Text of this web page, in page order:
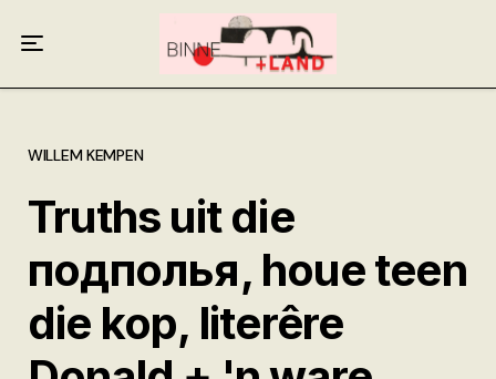
WILLEM KEMPEN
Truths uit die
подполья, houe teen
die kop, literêre
Meer oor ons
Anneliese Burgess
Ali van Wyk
Piet Croucamp
Willem Kempen
Gas + Poste